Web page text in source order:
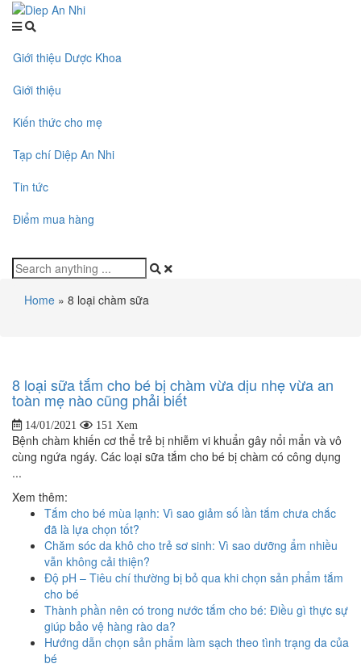
Giới thiệu Dược Khoa
Giới thiệu
Kiến thức cho mẹ
Tạp chí Diệp An Nhi
Tin tức
Điểm mua hàng
Home » 8 loại chàm sữa
8 loại sữa tắm cho bé bị chàm vừa dịu nhẹ vừa an
toàn mẹ nào cũng phải biết
14/01/2021 151 Xem
Bệnh chàm khiến cơ thể trẻ bị nhiễm vi khuẩn gây nổi mẩn và vô
cùng ngứa ngáy. Các loại sữa tắm cho bé bị chàm có công dụng
...
Xem thêm:
Tắm cho bé mùa lạnh: Vì sao giảm số lần tắm chưa chắc
đã là lựa chọn tốt?
Chăm sóc da khô cho trẻ sơ sinh: Vì sao dưỡng ẩm nhiều
vẫn không cải thiện?
Độ pH – Tiêu chí thường bị bỏ qua khi chọn sản phẩm tắm
cho bé
Thành phần nên có trong nước tắm cho bé: Điều gì thực sự
giúp bảo vệ hàng rào da?
Hướng dẫn chọn sản phẩm làm sạch theo tình trạng da của
bé